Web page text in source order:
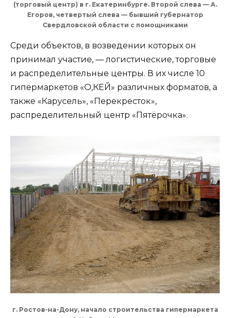
(торговый центр) в г. Екатеринбурге. Второй слева — А.
Егоров, четвертый слева — бывший губернатор
Свердловской области с помощниками
Среди объектов, в возведении которых он
принимал участие, — логистические, торговые
и распределительные центры. В их числе 10
гипермаркетов «О,КЕЙ» различных форматов, а
также «Карусель», «Перекресток»,
распределительный центр «Пятёрочка».
г. Ростов-на-Дону, начало строительства гипермаркета